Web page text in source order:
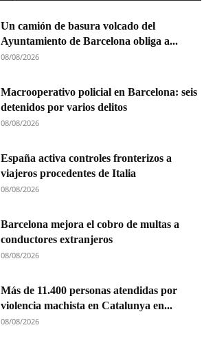
Un camión de basura volcado del
Ayuntamiento de Barcelona obliga a...
08/08/2026
Macrooperativo policial en Barcelona: seis
detenidos por varios delitos
08/08/2026
España activa controles fronterizos a
viajeros procedentes de Italia
08/08/2026
Barcelona mejora el cobro de multas a
conductores extranjeros
08/08/2026
Más de 11.400 personas atendidas por
violencia machista en Catalunya en...
08/08/2026